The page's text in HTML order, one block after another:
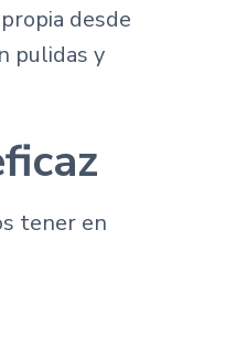
desde
pulidas y
tener en